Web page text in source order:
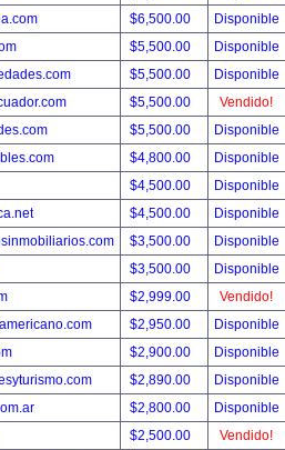
$6,500.00
Disponible
$5,500.00
Disponible
$5,500.00
Disponible
$5,500.00
Vendido!
$5,500.00
Disponible
$4,800.00
Disponible
$4,500.00
Disponible
$4,500.00
Disponible
$3,500.00
Disponible
$3,500.00
Disponible
$2,999.00
Vendido!
$2,950.00
Disponible
$2,900.00
Disponible
$2,890.00
Disponible
$2,800.00
Disponible
$2,500.00
Vendido!